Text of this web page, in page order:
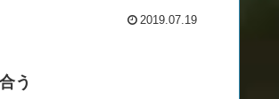
2019.07.19
う